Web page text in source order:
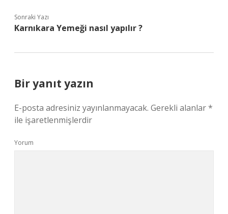
Sonraki Yazı
Karnıkara Yemeği nasıl yapılır ?
Bir yanıt yazın
E-posta adresiniz yayınlanmayacak. Gerekli alanlar*
ile işaretlenmişlerdir
Yorum